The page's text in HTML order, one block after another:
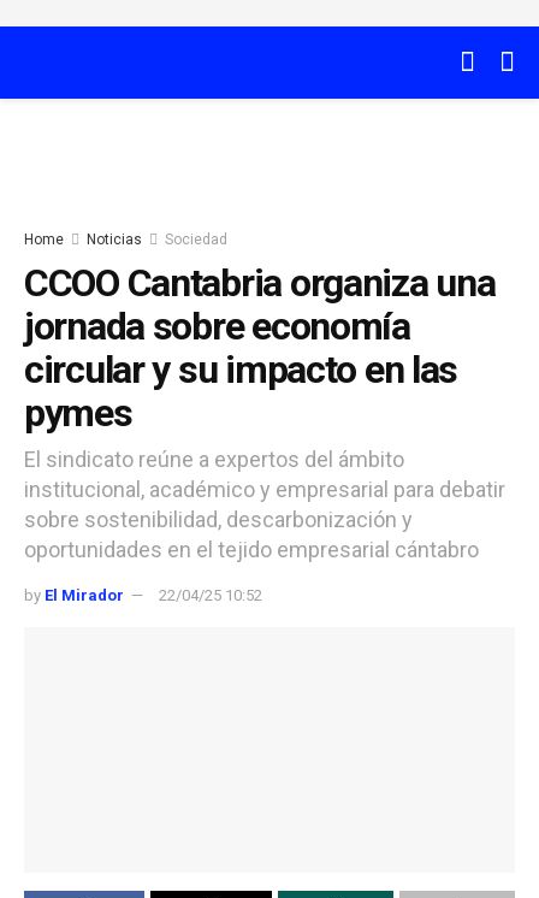
Home Noticias Sociedad
CCOO Cantabria organiza una
jornada sobre economía
circular y su impacto en las
pymes
El sindicato reúne a expertos del ámbito
institucional, académico y empresarial para debatir
sobre sostenibilidad, descarbonización y
oportunidades en el tejido empresarial cántabro
by El Mirador 22/04/25 10:52